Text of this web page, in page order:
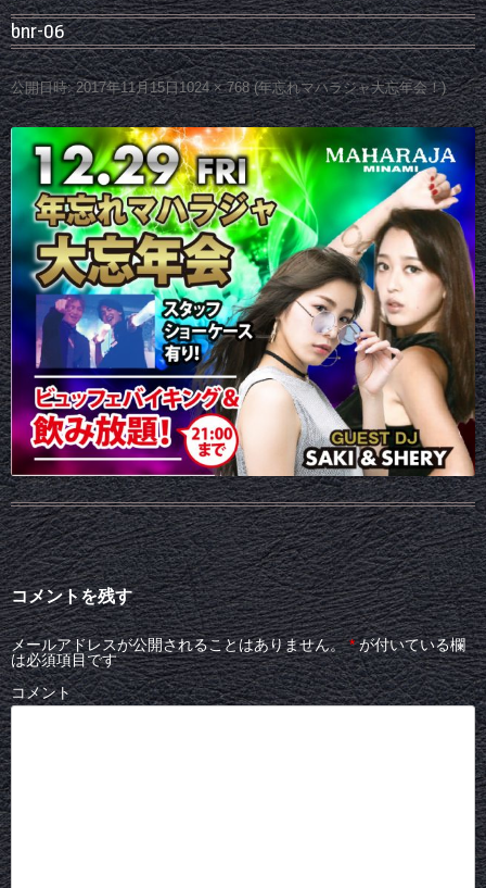
bnr-06
公開日時: 2017年11月15日1024 × 768(年忘れマハラジャ大忘年会！)
コメントを残す
メールアドレスが公開されることはありません。 *が付いている欄
は必須項目です
コメント